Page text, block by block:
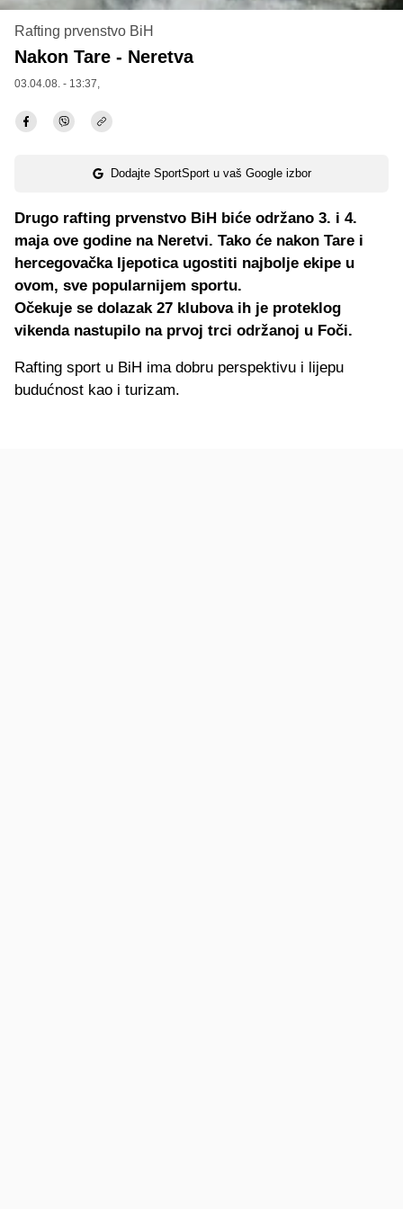
Rafting prvenstvo BiH
Nakon Tare - Neretva
03.04.08. - 13:37,
Dodajte SportSport u vaš Google izbor
Drugo rafting prvenstvo BiH biće održano 3. i 4.
maja ove godine na Neretvi. Tako će nakon Tare i
hercegovačka ljepotica ugostiti najbolje ekipe u
ovom, sve popularnijem sportu.
Očekuje se dolazak 27 klubova ih je proteklog
vikenda nastupilo na prvoj trci održanoj u Foči.
Rafting sport u BiH ima dobru perspektivu i lijepu
budućnost kao i turizam.